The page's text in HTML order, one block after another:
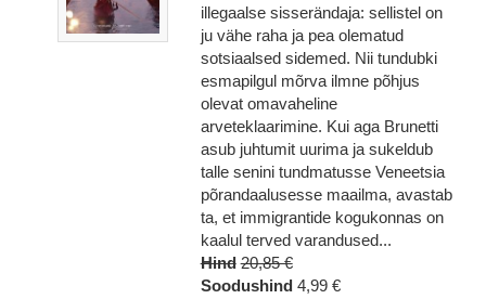
illegaalse sisserändaja: sellistel on
ju vähe raha ja pea olematud
sotsiaalsed sidemed. Nii tundubki
esmapilgul mõrva ilmne põhjus
olevat omavaheline
arveteklaarimine. Kui aga Brunetti
asub juhtumit uurima ja sukeldub
talle senini tundmatusse Veneetsia
põrandaalusesse maailma, avastab
ta, et immigrantide kogukonnas on
kaalul terved varandused...
Hind 20,85 €
Soodushind 4,99 €